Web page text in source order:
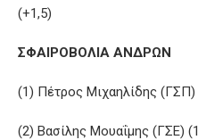
(+1,5)
ΣΦΑΙΡΟΒΟΛΙΑ ΑΝΔΡΩΝ
(1) Πέτρος
(2) Βασίλης Μουαΐμης